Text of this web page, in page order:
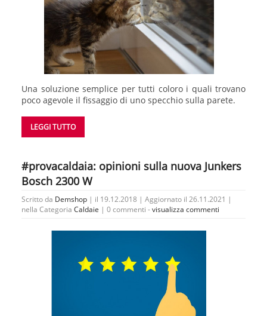
Una soluzione semplice per tutti coloro i quali trovano
poco agevole il fissaggio di uno specchio sulla parete.
LEGGI TUTTO
#provacaldaia: opinioni sulla nuova Junkers
Bosch 2300 W
Scritto da Demshop | il 19.12.2018 | Aggiornato il 26.11.2021 |
nella Categoria Caldaie | 0 commenti -visualizza commenti